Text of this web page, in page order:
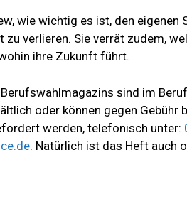
wie wichtig es ist, den eigenen
verlieren. Sie verrät zudem,
ihre Zukunft führt.
sind im
oder können gegen Gebühr
werden, telefonisch unter:
. Natürlich ist das Heft auch